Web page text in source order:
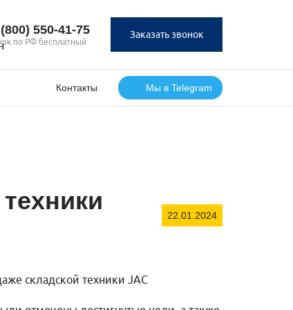
550‑41‑75
по РФ бесплатный
Заказать звонок
Контакты Мы в Telegram
22.01.2024